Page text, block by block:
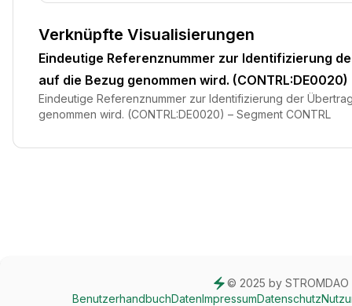
Verknüpfte Visualisierungen
Eindeutige Referenznummer zur Identifizierung
auf die Bezug genommen wird. (CONTRL:DE0020)
Eindeutige Referenznummer zur Identifizierung der
genommen wird. (CONTRL:DE0020) – Segment CONTRL
© 2025 by STROMDAO
BenutzerhandbuchDatenImpressumDatenschutz